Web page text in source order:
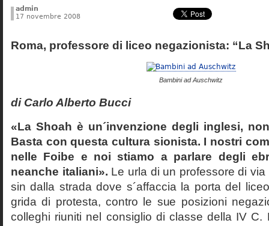
admin
17 novembre 2008
Roma, professore di liceo negazionista: “La
Bambini ad Auschwitz
di Carlo Alberto Bucci
«La Shoah è un´invenzione degli inglesi,
Basta con questa cultura sionista. I nostri
nelle Foibe e noi stiamo a parlare degli
neanche italiani». Le urla di un professore di
sin dalla strada dove s´affaccia la porta del
grida di protesta, contro le sue posizioni
colleghi riuniti nel consiglio di classe della IV C.